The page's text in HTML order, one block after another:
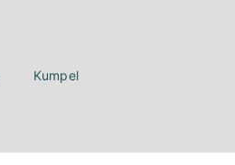
Kumpel